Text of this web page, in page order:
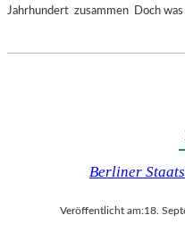
Jahrhundert zusammen Doch
Berliner
Veröffentlicht am:18.